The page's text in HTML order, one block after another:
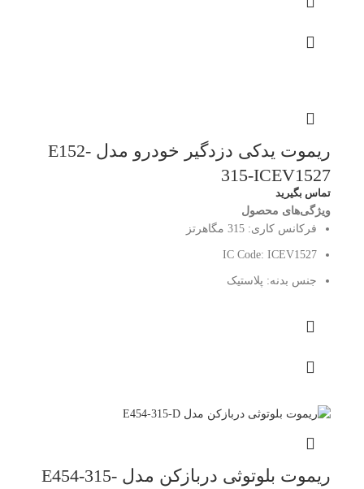
ریموت یدکی دزدگیر خودرو مدل E152-
315-ICEV1527
تماس بگیرید
ویژگی‌های محصول
فرکانس کاری: 315 مگاهرتز
IC Code: ICEV1527
جنس بدنه: پلاستیک
ریموت بلوتوثی دربازکن مدل E454-315-